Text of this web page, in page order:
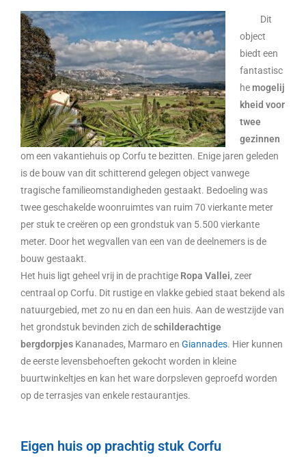
Dit
object
biedt een
fantastisc
hemogelij
kheid voor
twee
gezinnen
om een vakantiehuis op Corfu te bezitten. Enige jaren geleden
is de bouw van dit schitterend gelegen object vanwege
tragische familieomstandigheden gestaakt. Bedoeling was
twee geschakelde woonruimtes van ruim 70 vierkante meter
per stuk te creëren op een grondstuk van 5.500 vierkante
meter. Door het wegvallen van een van de deelnemers is de
bouw gestaakt.
Het huis ligt geheel vrij in de prachtige Ropa Vallei, zeer
centraal op Corfu. Dit rustige en vlakke gebied staat bekend als
natuurgebied, met zo nu en dan een huis. Aan de westzijde van
het grondstuk bevinden zich deschilderachtige
bergdorpjes Kananades, Marmaro en Giannades. Hier kunnen
de eerste levensbehoeften gekocht worden in kleine
buurtwinkeltjes en kan het ware dorpsleven geproefd worden
op de terrasjes van enkele restaurantjes.
Eigen huis op prachtig stuk Corfu